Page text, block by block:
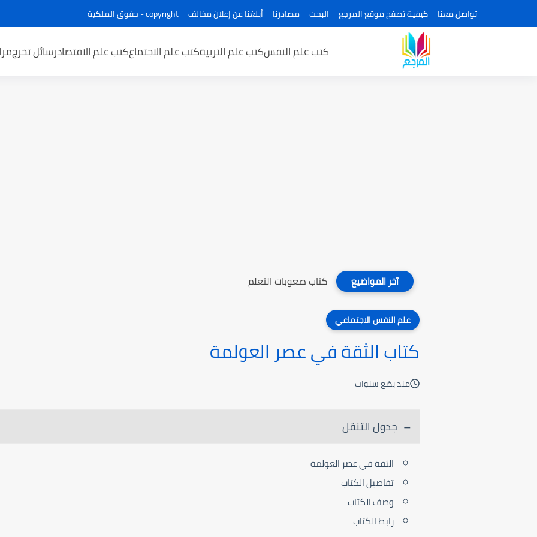
تواصل معنا كيفية تصفح موقع المرجع البحث مصادرنا أبلغنا عن إعلان مخالف copyright - حقوق الملكية
كتب علم النفسكتب علم التربيةكتب علم الاجتماعكتب علم الاقتصادرسائل تخرج
آخر المواضيع كتاب صعوبات التعلم
علم النفس الاجتماعي
كتاب الثقة في عصر العولمة
منذ بضع سنوات
جدول التنقل
الثقة في عصر العولمة
تفاصيل الكتاب
وصف الكتاب
رابط الكتاب